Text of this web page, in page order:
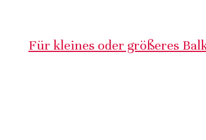
Für kleines oder größeres